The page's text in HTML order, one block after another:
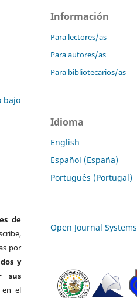
bajo
de
por
y
sus
en el
Información
Para lectores/as
Para autores/as
Para bibliotecarios/as
Idioma
English
Español (España)
Português (Portugal)
Open Journal Systems